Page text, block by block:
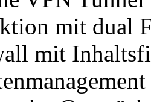
mit dual
mit